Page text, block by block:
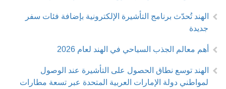
الهند تُحدّث برنامج التأشيرة الإلكترونية بإضافة فئات سفر
جديدة
أهم معالم الجذب السياحي في الهند لعام 2026
الهند توسع نطاق الحصول على التأشيرة عند الوصول
لمواطني دولة الإمارات العربية المتحدة عبر تسعة مطارات